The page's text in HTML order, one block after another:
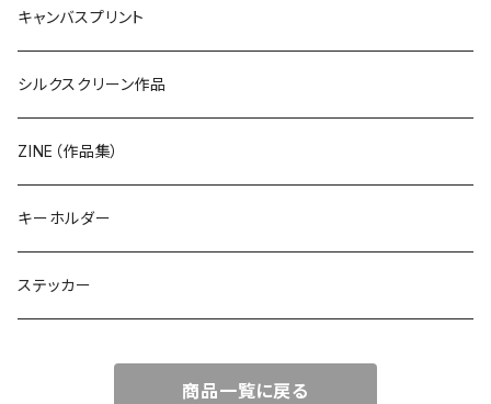
キャンバスプリント
シルクスクリーン作品
ZINE（作品集）
キーホルダー
ステッカー
商品一覧に戻る